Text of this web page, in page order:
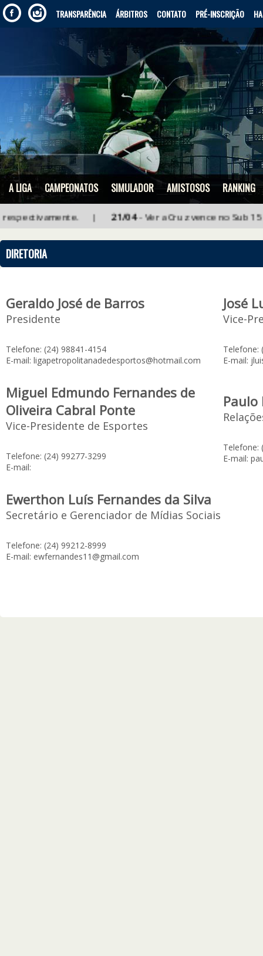
TRANSPARÊNCIA ÁRBITROS CONTATO PRÉ-INSCRIÇÃO
A LIGA CAMPEONATOS SIMULADOR AMISTOSOS RANKING
| 21/04- Vera Cruz vence no Sub 15
DIRETORIA
Geraldo José de Barros
Presidente
Telefone: (24) 98841-4154
E-mail: ligapetropolitanadedesportos@hotmail.com
José
Vice-
Telefone:
E-mail:
Miguel Edmundo Fernandes de
Oliveira Cabral Ponte
Vice-Presidente de Esportes
Telefone: (24) 99277-3299
E-mail:
Paulo
Telefone:
E-mail:
Ewerthon Luís Fernandes da Silva
Secretário e Gerenciador de Mídias Sociais
Telefone: (24) 99212-8999
E-mail: ewfernandes11@gmail.com